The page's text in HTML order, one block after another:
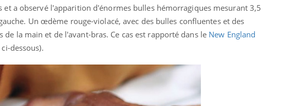
a observé l'apparition d'énormes bulles hémorragiques mesurant 3,5
Un œdème rouge-violacé, avec des bulles confluentes et des
de la main et de l'avant-bras. Ce cas est rapporté dans le New England
dessous).